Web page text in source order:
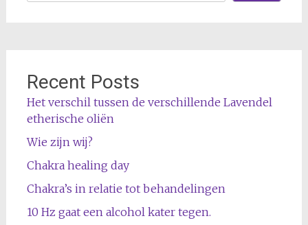
Recent Posts
Het verschil tussen de verschillende Lavendel
etherische oliën
Wie zijn wij?
Chakra healing day
Chakra’s in relatie tot behandelingen
10 Hz gaat een alcohol kater tegen.